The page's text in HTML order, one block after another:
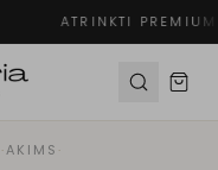
ATRINKTI
·AKIMS ·